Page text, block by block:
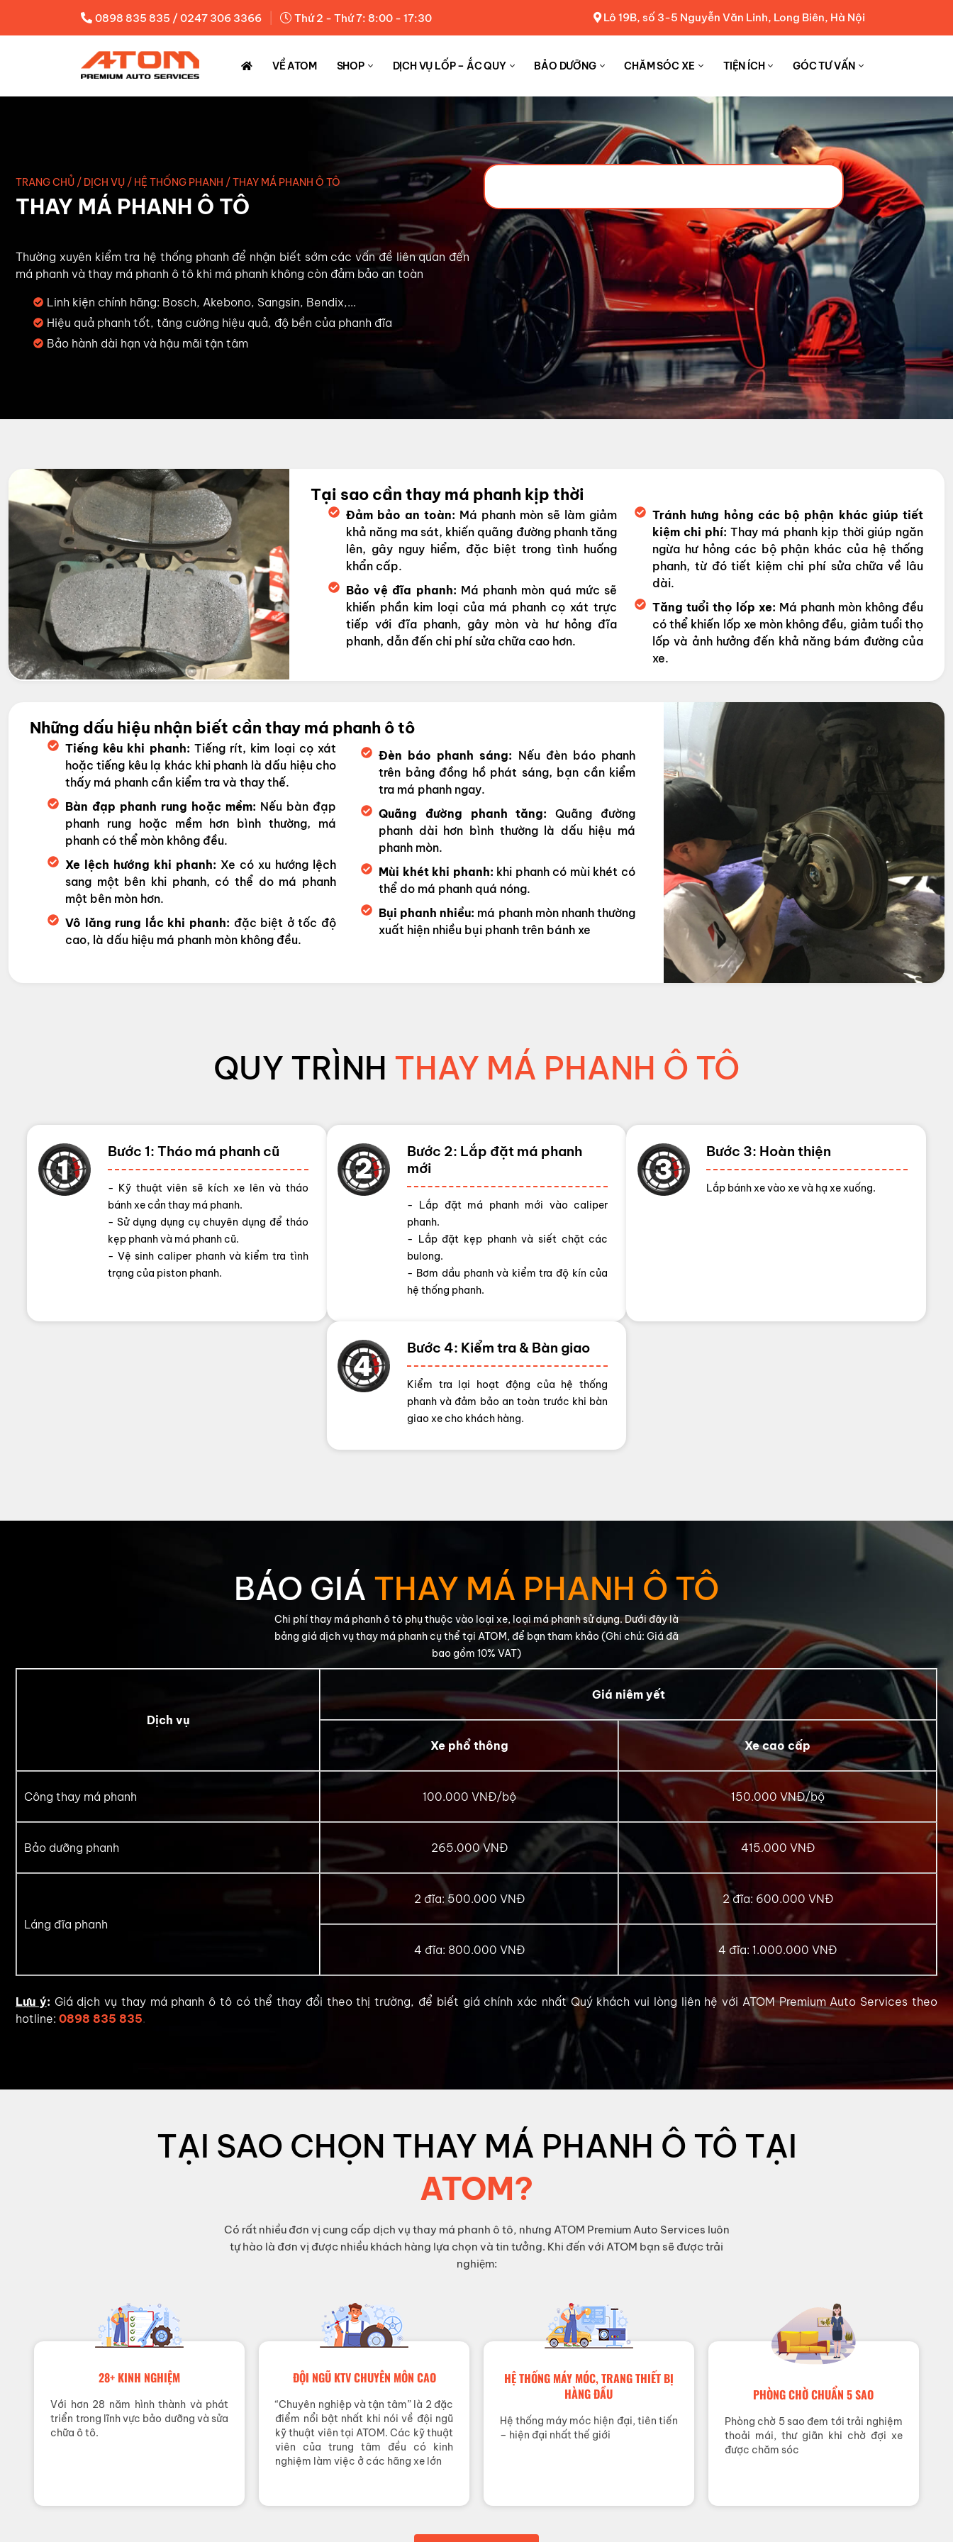
0898 835 835 / 0247 306 3366 Thứ 2 - Thứ 7: 8:00 - 17:30 Lô 19B, số 3-5 Nguyễn Văn Linh, Long Biên, Hà Nội
VỀ ATOM SHOP DỊCH VỤ LỐP – ẮC QUY BẢO DƯỠNG CHĂM SÓC XE TIỆN ÍCH GÓC TƯ VẤN
TRANG CHỦ / DỊCH VỤ / HỆ THỐNG PHANH /THAY MÁ PHANH Ô TÔ
THAY MÁ PHANH Ô TÔ
Thường xuyên kiểm tra hệ thống phanh để nhận biết sớm các vấn đề liên quan đến
má phanh và thay má phanh ô tô khi má phanh không còn đảm bảo an toàn
Linh kiện chính hãng: Bosch, Akebono, Sangsin, Bendix,...
Hiệu quả phanh tốt, tăng cường hiệu quả, độ bền của phanh đĩa
Bảo hành dài hạn và hậu mãi tận tâm
Tại sao cần thay má phanh kịp thời
Đảm bảo an toàn: Má phanh mòn sẽ làm giảm
khả năng ma sát, khiến quãng đường phanh tăng
lên, gây nguy hiểm, đặc biệt trong tình huống
khẩn cấp.
Bảo vệ đĩa phanh: Má phanh mòn quá mức sẽ
khiến phần kim loại của má phanh cọ xát trực
tiếp với đĩa phanh, gây mòn và hư hỏng đĩa
phanh, dẫn đến chi phí sửa chữa cao hơn.
Tránh hưng hỏng các bộ phận khác giúp tiết
kiệm chi phí: Thay má phanh kịp thời giúp ngăn
ngừa hư hỏng các bộ phận khác của hệ thống
phanh, từ đó tiết kiệm chi phí sửa chữa về lâu
dài.
Tăng tuổi thọ lốp xe: Má phanh mòn không đều
có thể khiến lốp xe mòn không đều, giảm tuổi thọ
lốp và ảnh hưởng đến khả năng bám đường của
xe.
Những dấu hiệu nhận biết cần thay má phanh ô tô
Tiếng kêu khi phanh: Tiếng rít, kim loại cọ xát
hoặc tiếng kêu lạ khác khi phanh là dấu hiệu cho
thấy má phanh cần kiểm tra và thay thế.
Bàn đạp phanh rung hoặc mềm: Nếu bàn đạp
phanh rung hoặc mềm hơn bình thường, má
phanh có thể mòn không đều.
Xe lệch hướng khi phanh: Xe có xu hướng lệch
sang một bên khi phanh, có thể do má phanh
một bên mòn hơn.
Vô lăng rung lắc khi phanh: đặc biệt ở tốc độ
cao, là dấu hiệu má phanh mòn không đều.
Đèn báo phanh sáng: Nếu đèn báo phanh
trên bảng đồng hồ phát sáng, bạn cần kiểm
tra má phanh ngay.
Quãng đường phanh tăng: Quãng đường
phanh dài hơn bình thường là dấu hiệu má
phanh mòn.
Mùi khét khi phanh: khi phanh có mùi khét có
thể do má phanh quá nóng.
Bụi phanh nhiều: má phanh mòn nhanh thường
xuất hiện nhiều bụi phanh trên bánh xe
QUY TRÌNH THAY MÁ PHANH Ô TÔ
Bước 1: Tháo má phanh cũ
- Kỹ thuật viên sẽ kích xe lên và tháo
bánh xe cần thay má phanh.
- Sử dụng dụng cụ chuyên dụng để tháo
kẹp phanh và má phanh cũ.
- Vệ sinh caliper phanh và kiểm tra tình
trạng của piston phanh.
Bước 2: Lắp đặt má phanh
mới
- Lắp đặt má phanh mới vào caliper
phanh.
- Lắp đặt kẹp phanh và siết chặt các
bulong.
- Bơm dầu phanh và kiểm tra độ kín của
hệ thống phanh.
Bước 3: Hoàn thiện
Lắp bánh xe vào xe và hạ xe xuống.
Bước 4: Kiểm tra & Bàn giao
Kiểm tra lại hoạt động của hệ thống
phanh và đảm bảo an toàn trước khi bàn
giao xe cho khách hàng.
BÁO GIÁ THAY MÁ PHANH Ô TÔ
Chi phí thay má phanh ô tô phụ thuộc vào loại xe, loại má phanh sử dụng. Dưới đây là
bảng giá dịch vụ thay má phanh cụ thể tại ATOM, để bạn tham khảo (Ghi chú: Giá đã
bao gồm 10% VAT)
Dịch vụ
Giá niêm yết
Xe phổ thông Xe cao cấp
Công thay má phanh 100.000 VNĐ/bộ 150.000 VNĐ/bộ
Bảo dưỡng phanh 265.000 VNĐ 415.000 VNĐ
Láng đĩa phanh
2 đĩa: 500.000 VNĐ 2 đĩa: 600.000 VNĐ
4 đĩa: 800.000 VNĐ 4 đĩa: 1.000.000 VNĐ
Lưu ý: Giá dịch vụ thay má phanh ô tô có thể thay đổi theo thị trường, để biết giá chính xác nhất Quý khách vui lòng liên hệ với ATOM Premium Auto Services theo
hotline: 0898 835 835.
TẠI SAO CHỌN THAY MÁ PHANH Ô TÔ TẠI
ATOM?
Có rất nhiều đơn vị cung cấp dịch vụ thay má phanh ô tô, nhưng ATOM Premium Auto Services luôn
tự hào là đơn vị được nhiều khách hàng lựa chọn và tin tưởng. Khi đến với ATOM bạn sẽ được trải
nghiệm:
28+ KINH NGHIỆM
Với hơn 28 năm hình thành và phát
triển trong lĩnh vực bảo dưỡng và sửa
chữa ô tô.
ĐỘI NGŨ KTV CHUYÊN MÔN CAO
“Chuyên nghiệp và tận tâm” là 2 đặc
điểm nổi bật nhất khi nói về đội ngũ
kỹ thuật viên tại ATOM. Các kỹ thuật
viên của trung tâm đều có kinh
nghiệm làm việc ở các hãng xe lớn
HỆ THỐNG MÁY MÓC, TRANG THIẾT BỊ
HÀNG ĐẦU
Hệ thống máy móc hiện đại, tiên tiến
– hiện đại nhất thế giới
PHÒNG CHỜ CHUẨN 5 SAO
Phòng chờ 5 sao đem tới trải nghiệm
thoải mái, thư giãn khi chờ đợi xe
được chăm sóc